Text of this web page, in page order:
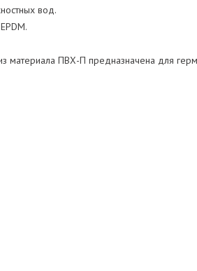
вод.
материала ПВХ-П предназначена для